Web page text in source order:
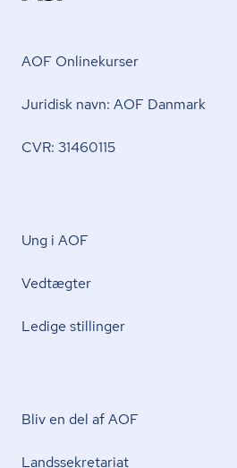
AOF Onlinekurser
Juridisk navn: AOF Danmark
CVR: 31460115
Ung i AOF
Vedtægter
Ledige stillinger
Bliv en del af AOF
Lands­se­kre­ta­ri­at